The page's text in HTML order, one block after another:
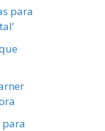
para
para